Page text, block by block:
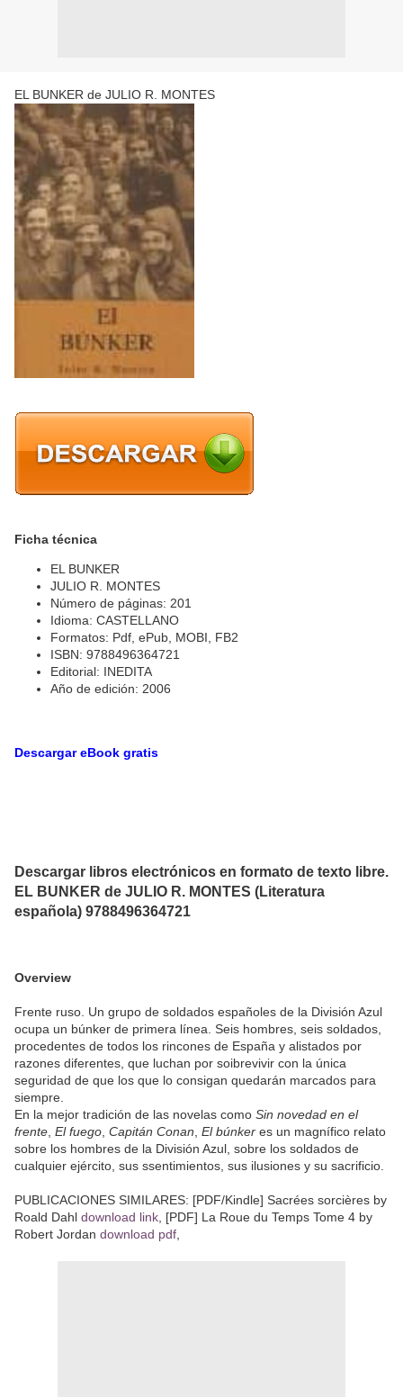
EL BUNKER de JULIO R. MONTES
Ficha técnica
EL BUNKER
JULIO R. MONTES
Número de páginas: 201
Idioma: CASTELLANO
Formatos: Pdf, ePub, MOBI, FB2
ISBN: 9788496364721
Editorial: INEDITA
Año de edición: 2006
Descargar eBook gratis
Descargar libros electrónicos en formato de texto libre.
EL BUNKER de JULIO R. MONTES (Literatura
española) 9788496364721
Overview
Frente ruso. Un grupo de soldados españoles de la División Azul
ocupa un búnker de primera línea. Seis hombres, seis soldados,
procedentes de todos los rincones de España y alistados por
razones diferentes, que luchan por soibrevivir con la única
seguridad de que los que lo consigan quedarán marcados para
siempre.
En la mejor tradición de las novelas como Sin novedad en el
frente El fuego Capitán Conan El búnker es un magnífico relato
sobre los hombres de la División Azul, sobre los soldados de
cualquier ejército, sus ssentimientos, sus ilusiones y su sacrificio.
PUBLICACIONES SIMILARES: [PDF/Kindle] Sacrées sorcières by
Roald Dahl download link , [PDF] La Roue du Temps Tome 4 by
Robert Jordan download pdf